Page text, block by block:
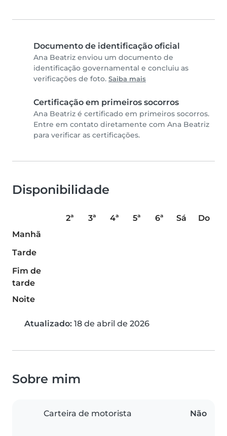
Documento de identificação oficial
Ana Beatriz enviou um documento de
identificação governamental e concluiu as
verificações de foto. Saiba mais
Certificação em primeiros socorros
Ana Beatriz é certificado em primeiros socorros.
Entre em contato diretamente com Ana Beatriz
para verificar as certificações.
Disponibilidade
2ª 3ª 4ª 5ª 6ª Sá
Do
Manhã
Tarde
Fim de
tarde
Noite
Atualizado: 18 de abril de 2026
Sobre mim
Carteira de motorista Não